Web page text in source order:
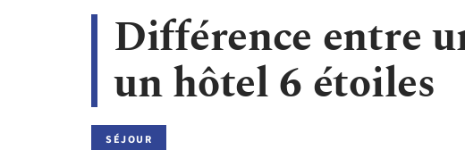
Différence entre
un hôtel 6 étoiles
SÉJOUR